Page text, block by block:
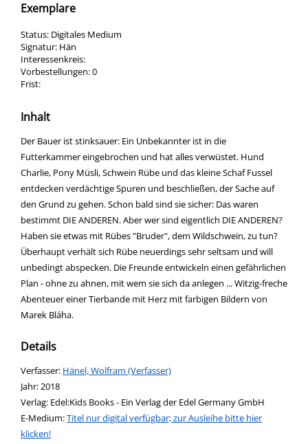
Exemplare
Status: Digitales Medium
Signatur: Hän
Interessenkreis:
Vorbestellungen:0
Frist:
Inhalt
Der Bauer ist stinksauer: Ein Unbekannter ist in die
Futterkammer eingebrochen und hat alles verwüstet. Hund
Charlie, Pony Müsli, Schwein Rübe und das kleine Schaf Fussel
entdecken verdächtige Spuren und beschließen, der Sache auf
den Grund zu gehen. Schon bald sind sie sicher: Das waren
bestimmt DIE ANDEREN. Aber wer sind eigentlich DIE ANDEREN?
Haben sie etwas mit Rübes "Bruder", dem Wildschwein, zu tun?
Überhaupt verhält sich Rübe neuerdings sehr seltsam und will
unbedingt abspecken. Die Freunde entwickeln einen gefährlichen
Plan - ohne zu ahnen, mit wem sie sich da anlegen ... Witzig-freche
Abenteuer einer Tierbande mit Herz mit farbigen Bildern von
Marek Bláha.
Details
Verfasser: Suche nach diesem Verfasser
Hänel, Wolfram (Verfasser)
Jahr:2018
Verlag: Edel:Kids Books - Ein Verlag der Edel Germany GmbH
E-Medium:Titel nur digital verfügbar; zur Ausleihe bitte hier
klicken!